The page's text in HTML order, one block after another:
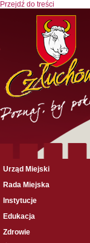
Przejdź do treści
Urząd Miejski
Rada Miejska
Instytucje
Edukacja
Zdrowie